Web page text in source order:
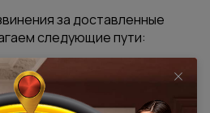
за доставленные
следующие пути:
при помощи кнопки
написания адреса